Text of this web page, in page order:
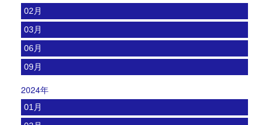
02月
03月
06月
09月
2024年
01月